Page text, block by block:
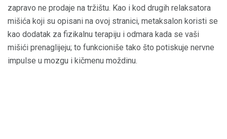
zapravo ne prodaje na tržištu. Kao i kod drugih relaksatora
mišića koji su opisani na ovoj stranici, metaksalon koristi se
kao dodatak za fizikalnu terapiju i odmara kada se vaši
mišići prenaglijeju; to funkcioniše tako što potiskuje nervne
impulse u mozgu i kičmenu moždinu.